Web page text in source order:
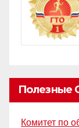
Полезные
Комитет по